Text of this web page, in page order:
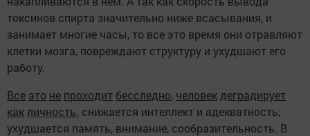
токсинов спирта значительно ниже всасывания, и
занимает многие часы, то все это время они отравляют
клетки мозга, повреждают структуру и ухудшают его
работу.
Все это не проходит бесследно, человек деградирует
как личность: снижается интеллект и адекватность;
ухудшается память, внимание, сообразительность. В